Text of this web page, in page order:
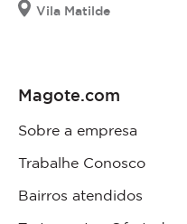
Vila Matilde
Magote.com
Sobre a empresa
Trabalhe Conosco
Bairros atendidos